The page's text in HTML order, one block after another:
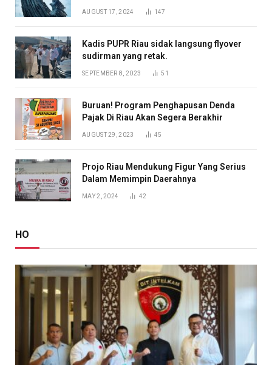
AUGUST 17, 2024 147
Kadis PUPR Riau sidak langsung flyover
sudirman yang retak.
SEPTEMBER 8, 2023 51
Buruan! Program Penghapusan Denda
Pajak Di Riau Akan Segera Berakhir
AUGUST 29, 2023 45
Projo Riau Mendukung Figur Yang Serius
Dalam Memimpin Daerahnya
MAY 2, 2024 42
HO